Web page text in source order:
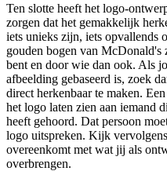
Ten slotte heeft het logo-
zorgen dat het gemakkelijk
iets unieks zijn, iets opvallends
gouden bogen van McDonald's
bent en door wie dan ook. Als
afbeelding gebaseerd is, zoek
direct herkenbaar te maken.
het logo laten zien aan iemand
heeft gehoord. Dat persoon
logo uitspreken. Kijk
overeenkomt met wat jij als
overbrengen.